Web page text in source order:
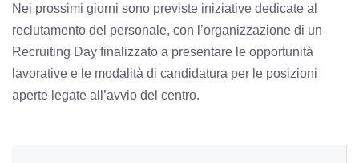
Nei prossimi giorni sono previste iniziative dedicate al
reclutamento del personale, con l’organizzazione di un
Recruiting Day finalizzato a presentare le opportunità
lavorative e le modalità di candidatura per le posizioni
aperte legate all’avvio del centro.